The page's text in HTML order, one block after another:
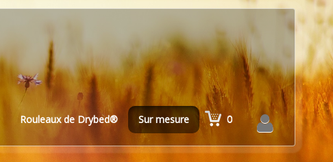
Rouleaux de Drybed® Sur mesure 0